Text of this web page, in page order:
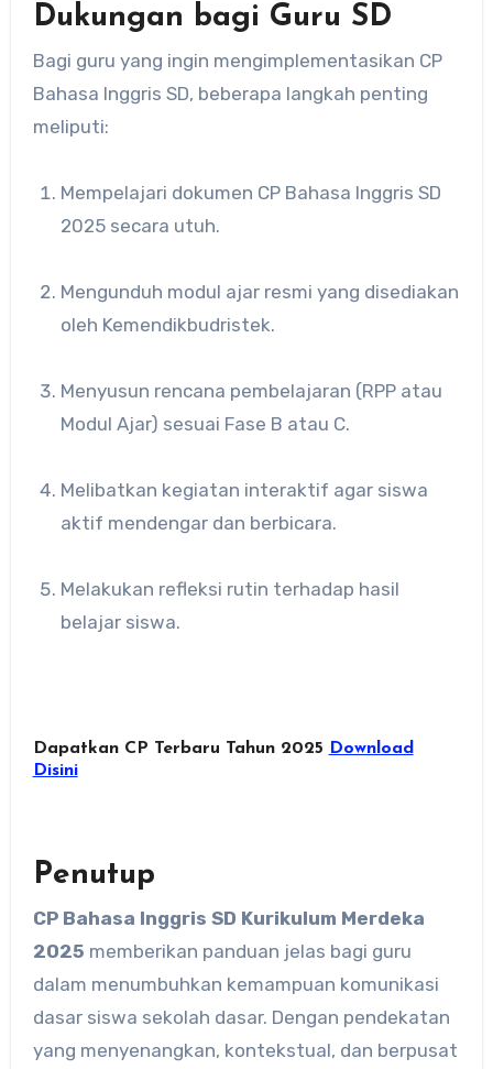
Dukungan bagi Guru SD
Bagi guru yang ingin mengimplementasikan CP
Bahasa Inggris SD, beberapa langkah penting
meliputi:
Mempelajari dokumen CP Bahasa Inggris SD
2025 secara utuh.
Mengunduh modul ajar resmi yang disediakan
oleh Kemendikbudristek.
Menyusun rencana pembelajaran (RPP atau
Modul Ajar) sesuai Fase B atau C.
Melibatkan kegiatan interaktif agar siswa
aktif mendengar dan berbicara.
Melakukan refleksi rutin terhadap hasil
belajar siswa.
Dapatkan CP Terbaru Tahun 2025 Download
Disini
Penutup
CP Bahasa Inggris SD Kurikulum Merdeka
2025 memberikan panduan jelas bagi guru
dalam menumbuhkan kemampuan komunikasi
dasar siswa sekolah dasar. Dengan pendekatan
yang menyenangkan, kontekstual, dan berpusat